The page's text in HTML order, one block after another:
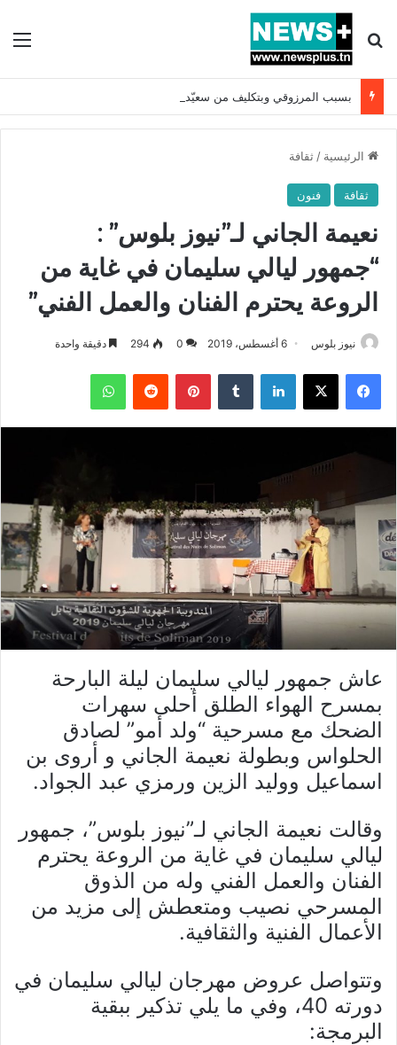
بحث عن
الرئيسية / ثقافة
ثقافة فنون
نعيمة الجاني لـ”نيوز بلوس” :
“جمهور ليالي سليمان في غاية من
الروعة يحترم الفنان والعمل الفني”
نيوز بلوس 6 أغسطس، 2019 0
294 دقيقة واحدة
فيسبوك X لينكدإن بينتيريست واتساب
عاش جمهور ليالي سليمان ليلة البارحة
بمسرح الهواء الطلق أحلى سهرات
الضحك مع مسرحية “ولد أمو” لصادق
الحلواس وبطولة نعيمة الجاني و أروى بن
اسماعيل ووليد الزين ورمزي عبد الجواد.
وقالت نعيمة الجاني لـ”نيوز بلوس”، جمهور
ليالي سليمان في غاية من الروعة يحترم
الفنان والعمل الفني وله من الذوق
المسرحي نصيب ومتعطش إلى مزيد من
الأعمال الفنية والثقافية.
وتتواصل عروض مهرجان ليالي سليمان في
دورته 40، وفي ما يلي تذكير ببقية
البرمجة: